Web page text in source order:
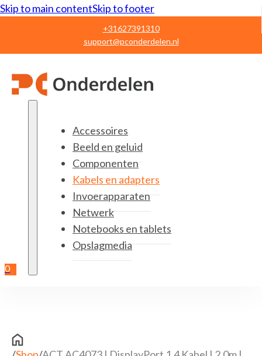
Skip to main contentSkip to footer
+31627391310
support@pconderdelen.nl
0
Accessoires
Beeld en geluid
Componenten
Kabels en adapters
Invoerapparaten
Netwerk
Notebooks en tablets
Opslagmedia